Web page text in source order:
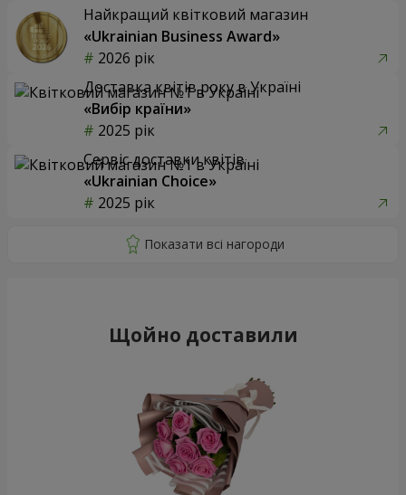
Найкращий квітковий магазин
«Ukrainian Business Award»
2026 рік
Доставка квітів року в Україні
«Вибір країни»
2025 рік
Сервіс доставки квітів
«Ukrainian Choice»
2025 рік
Щойно доставили